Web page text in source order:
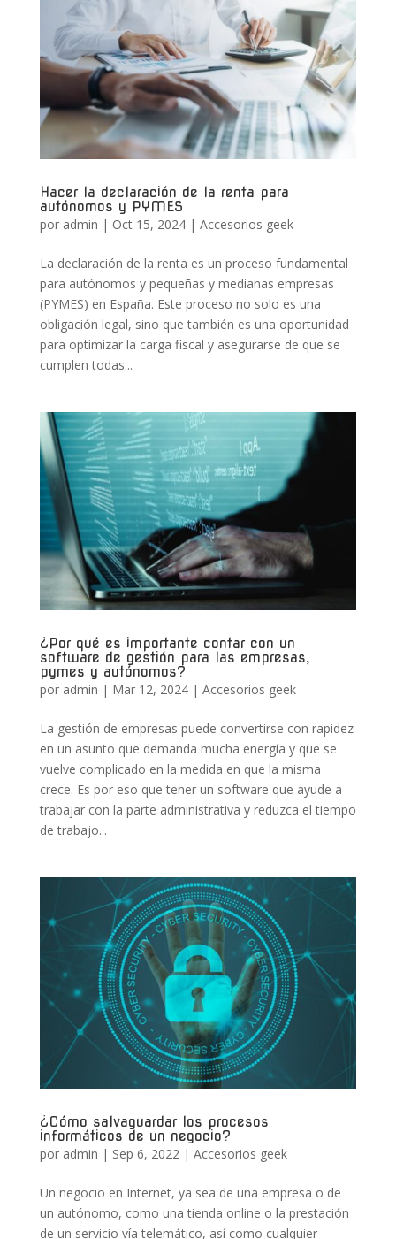
Hacer la declaración de la renta para
autónomos y PYMES
por admin | Oct 15, 2024| Accesorios geek
La declaración de la renta es un proceso fundamental
para autónomos y pequeñas y medianas empresas
(PYMES) en España. Este proceso no solo es una
obligación legal, sino que también es una oportunidad
para optimizar la carga fiscal y asegurarse de que se
cumplen todas...
¿Por qué es importante contar con un
software de gestión para las empresas,
pymes y autónomos?
por admin | Mar 12, 2024| Accesorios geek
La gestión de empresas puede convertirse con rapidez
en un asunto que demanda mucha energía y que se
vuelve complicado en la medida en que la misma
crece. Es por eso que tener un software que ayude a
trabajar con la parte administrativa y reduzca el tiempo
de trabajo...
¿Cómo salvaguardar los procesos
informáticos de un negocio?
por admin | Sep 6, 2022| Accesorios geek
Un negocio en Internet, ya sea de una empresa o de
un autónomo, como una tienda online o la prestación
de un servicio vía telemático, así como cualquier